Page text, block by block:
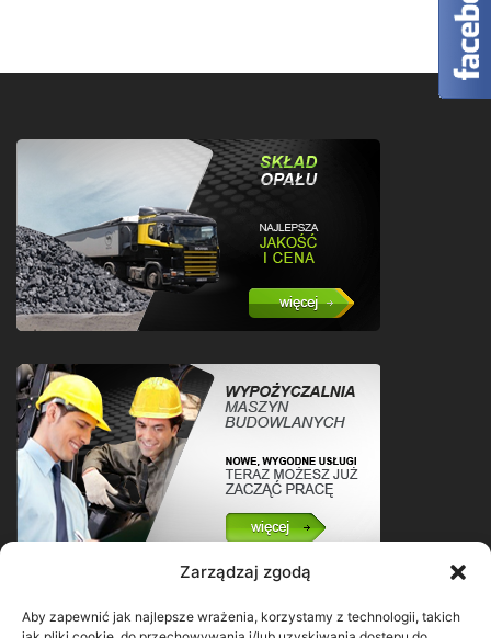
Zarządzaj zgodą
Aby zapewnić jak najlepsze wrażenia, korzystamy z technologii, takich